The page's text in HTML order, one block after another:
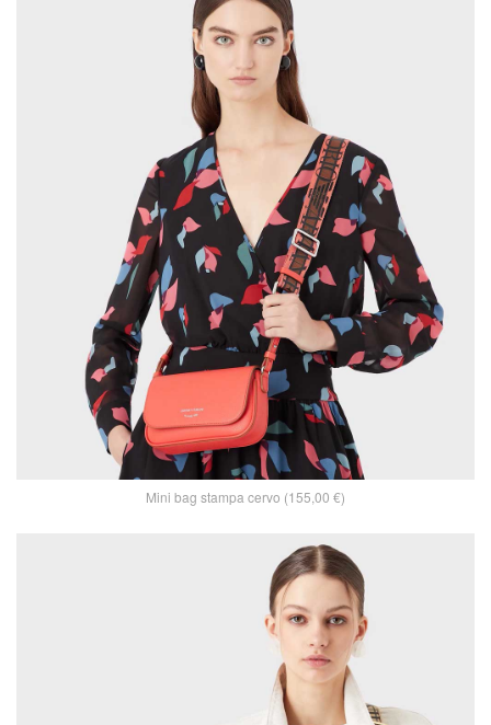
Mini bag stampa cervo (155,00 €)